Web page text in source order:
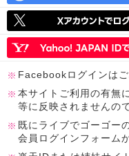
Facebookログインはご
本サイトご利用の有無
等に反映されませんの
既にライブでゴーゴー
会員ログインフォーム